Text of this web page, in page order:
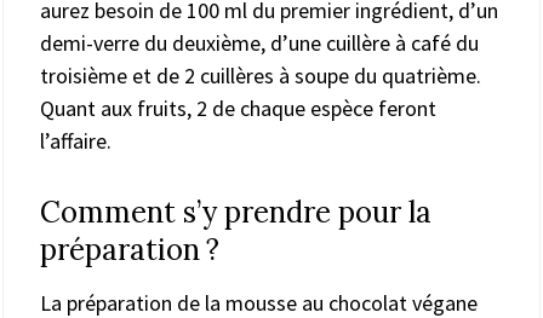
aurez besoin de 100 ml du premier ingrédient, d’un
demi-verre du deuxième, d’une cuillère à café du
troisième et de 2 cuillères à soupe du quatrième.
Quant aux fruits, 2 de chaque espèce feront
l’affaire.
Comment s’y prendre pour la
préparation ?
La préparation de la mousse au chocolat végane